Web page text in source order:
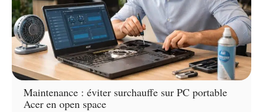
Maintenance : éviter surchauffe sur PC portable
Acer en open space